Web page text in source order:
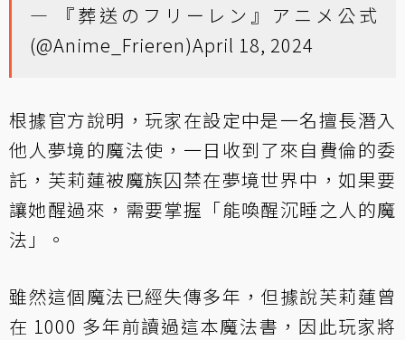
— 『葬送のフリーレン』アニメ公式
(@Anime_Frieren)April 18, 2024
根據官方說明，玩家在設定中是一名擅長潛入
他人夢境的魔法使，一日收到了來自費倫的委
託，芙莉蓮被魔族囚禁在夢境世界中，如果要
讓她醒過來，需要掌握「能喚醒沉睡之人的魔
法」。
雖然這個魔法已經失傳多年，但據說芙莉蓮曾
在 1000 多年前讀過這本魔法書，因此玩家將